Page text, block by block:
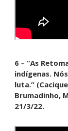
6 – “As
indígenas.
luta.”
Brumadinho,
21/3/22.